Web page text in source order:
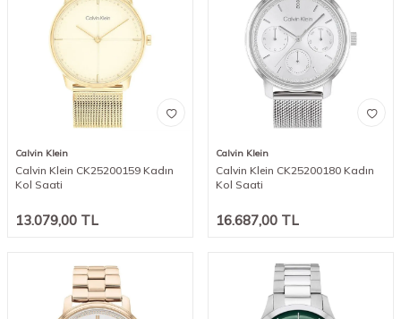
Calvin Klein
Calvin Klein CK25200159 Kadın
Kol Saati
13.079,00 TL
Calvin Klein
Calvin Klein CK25200180 Kadın
Kol Saati
16.687,00 TL